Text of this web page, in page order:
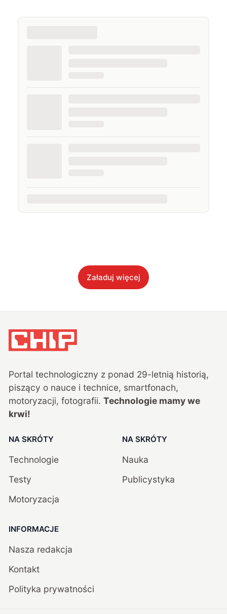
Załaduj więcej
Portal technologiczny z ponad 29-letnią historią,
piszący o nauce i technice, smartfonach,
motoryzacji, fotografii. Technologie mamy we
krwi!
NA SKRÓTY
Technologie
Testy
Motoryzacja
NA SKRÓTY
Nauka
Publicystyka
INFORMACJE
Nasza redakcja
Kontakt
Polityka prywatności